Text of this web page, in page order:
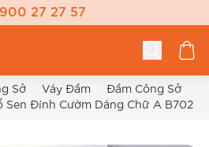
27 27 57
Sở Váy Đầm
Đầm Công Sở
Sen Đính Cườm Dáng Chữ A B702